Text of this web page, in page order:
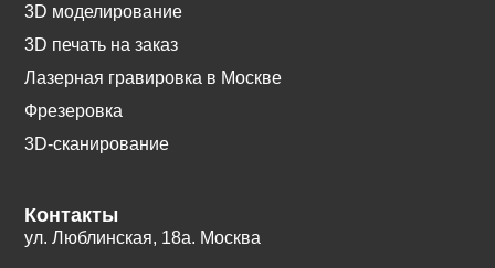
3D моделирование
3D печать на заказ
Лазерная гравировка в Москве
Фрезеровка
3D-сканирование
Контакты
ул. Люблинская, 18а. Москва